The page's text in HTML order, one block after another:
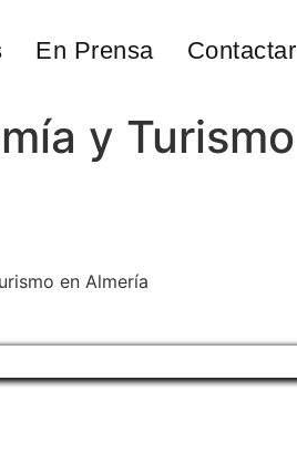
En Prensa Contactar
y Turismo
en Almería